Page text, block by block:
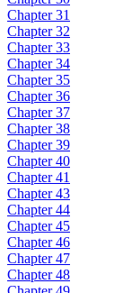
Chapter 31
Chapter 32
Chapter 33
Chapter 34
Chapter 35
Chapter 36
Chapter 37
Chapter 38
Chapter 39
Chapter 40
Chapter 41
Chapter 43
Chapter 44
Chapter 45
Chapter 46
Chapter 47
Chapter 48